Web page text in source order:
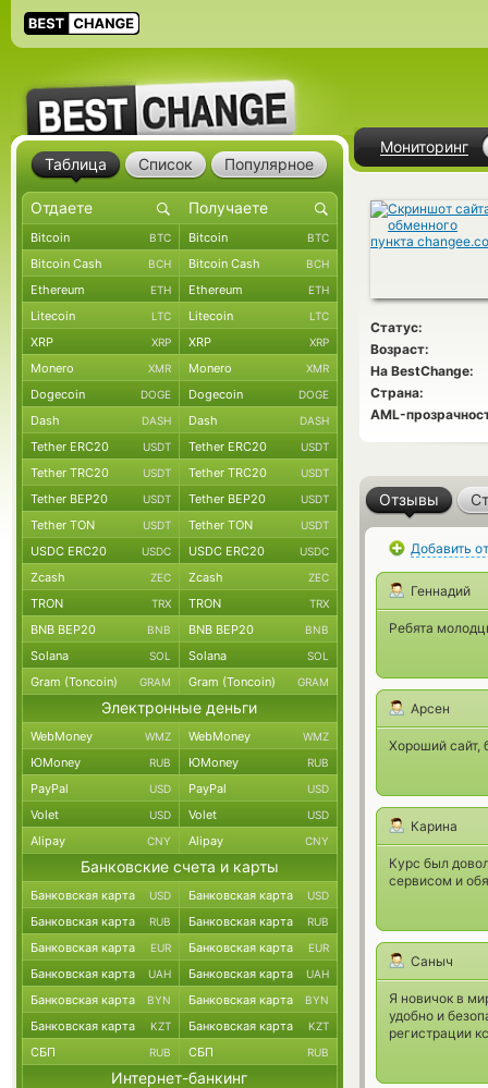
Мониторинг
Статус:
Возраст:
На BestChange:
Страна:
AML-
Отзывы
Добавить
Геннадий
Ребята
Арсен
Хороший сайт,
Карина
Курс был
сервисом и
Саныч
Я новичок в
удобно и
регистрации
Таблица Список Популярное
Bitcoin BTC Bitcoin BTC
Bitcoin Cash BCH Bitcoin Cash BCH
Ethereum ETH Ethereum ETH
Litecoin LTC Litecoin LTC
XRP XRP XRP XRP
Monero XMR Monero XMR
Dogecoin DOGE Dogecoin DOGE
Dash DASH Dash DASH
Tether ERC20 USDT Tether ERC20 USDT
Tether TRC20 USDT Tether TRC20 USDT
Tether BEP20 USDT Tether BEP20 USDT
Tether TON USDT Tether TON USDT
USDC ERC20 USDC USDC ERC20 USDC
Zcash ZEC Zcash ZEC
TRON TRX TRON TRX
BNB BEP20 BNB BNB BEP20 BNB
Solana SOL Solana SOL
Gram (Toncoin) GRAM Gram (Toncoin) GRAM
Электронные деньги
WebMoney WMZ WebMoney WMZ
ЮMoney RUB ЮMoney RUB
PayPal USD PayPal USD
Volet USD Volet USD
Alipay CNY Alipay CNY
Банковские счета и карты
Банковская карта USD Банковская карта USD
Банковская карта RUB Банковская карта RUB
Банковская карта EUR Банковская карта EUR
Банковская карта UAH Банковская карта UAH
Банковская карта BYN Банковская карта BYN
Банковская карта KZT Банковская карта KZT
СБП RUB СБП RUB
Интернет-банкинг